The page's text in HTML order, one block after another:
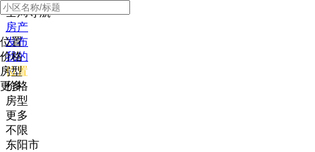
全局导航
房产
发布
我的
位置
价格
房型
更多
位置
价格
房型
更多
不限
东阳市